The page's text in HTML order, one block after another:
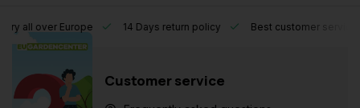
Europe 14 Days return policy Best customer service
Customer service